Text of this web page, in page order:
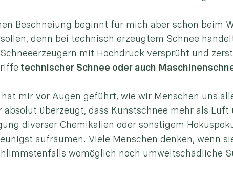
Beschneiung beginnt für mich aber schon beim
denn bei technisch erzeugtem Schnee
mit Hochdruck versprüht und
technischer Schnee oder auch
mir vor Augen geführt, wie wir Menschen uns
überzeugt, dass Kunstschnee mehr als Luft
diverser Chemikalien oder sonstigem
aufräumen. Viele Menschen denken, wenn
womöglich noch umweltschädliche